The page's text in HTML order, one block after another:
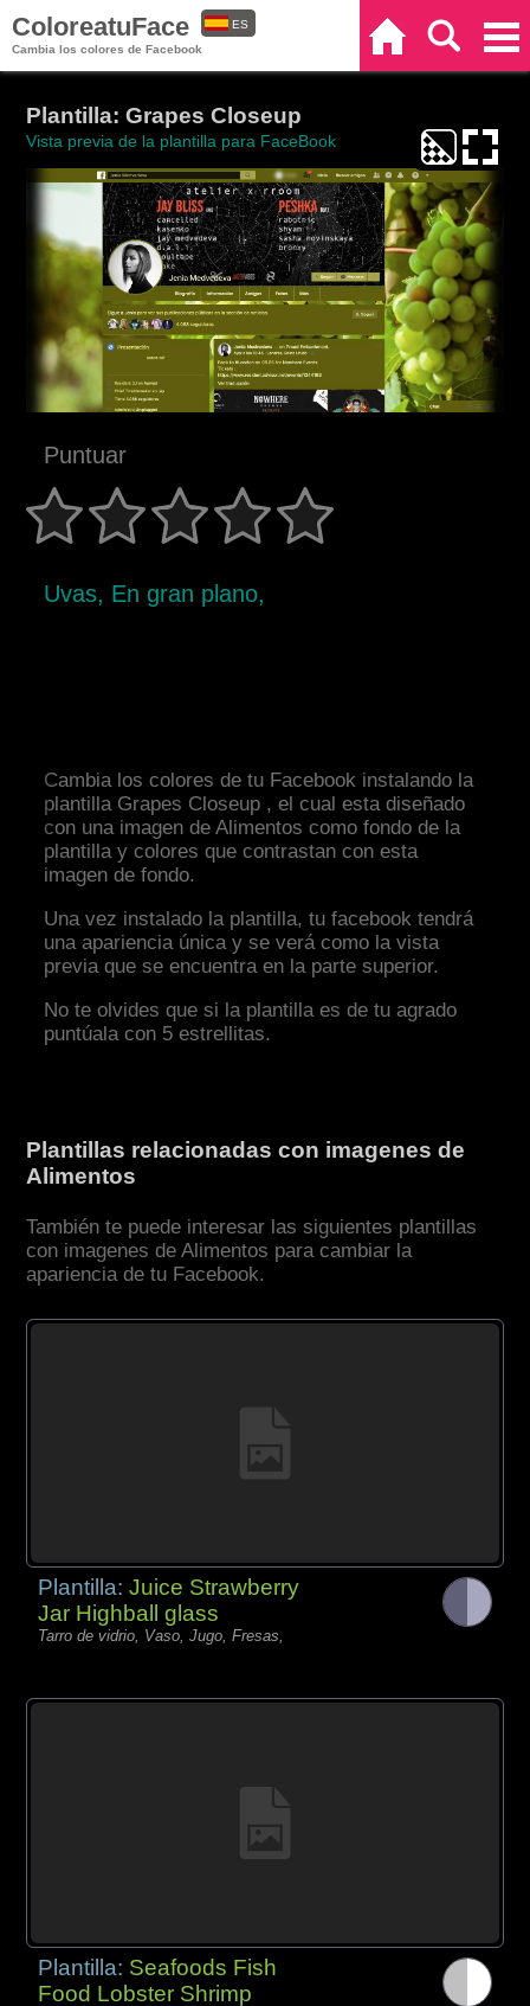
ColoreatuFace
Cambia los colores de Facebook
ES
Plantilla: Grapes Closeup
Vista previa de la plantilla para FaceBook
Puntuar
Uvas, En gran plano,
Cambia los colores de tu Facebook instalando la
plantilla Grapes Closeup , el cual esta diseñado
con una imagen de Alimentos como fondo de la
plantilla y colores que contrastan con esta
imagen de fondo.
Una vez instalado la plantilla, tu facebook tendrá
una apariencia única y se verá como la vista
previa que se encuentra en la parte superior.
No te olvides que si la plantilla es de tu agrado
puntúala con 5 estrellitas.
Plantillas relacionadas con imagenes de
Alimentos
También te puede interesar las siguientes plantillas
con imagenes de Alimentos para cambiar la
apariencia de tu Facebook.
Plantilla:Juice Strawberry
Jar Highball glass
Tarro de vidrio, Vaso, Jugo, Fresas,
Plantilla: Seafoods Fish
Food Lobster Shrimp